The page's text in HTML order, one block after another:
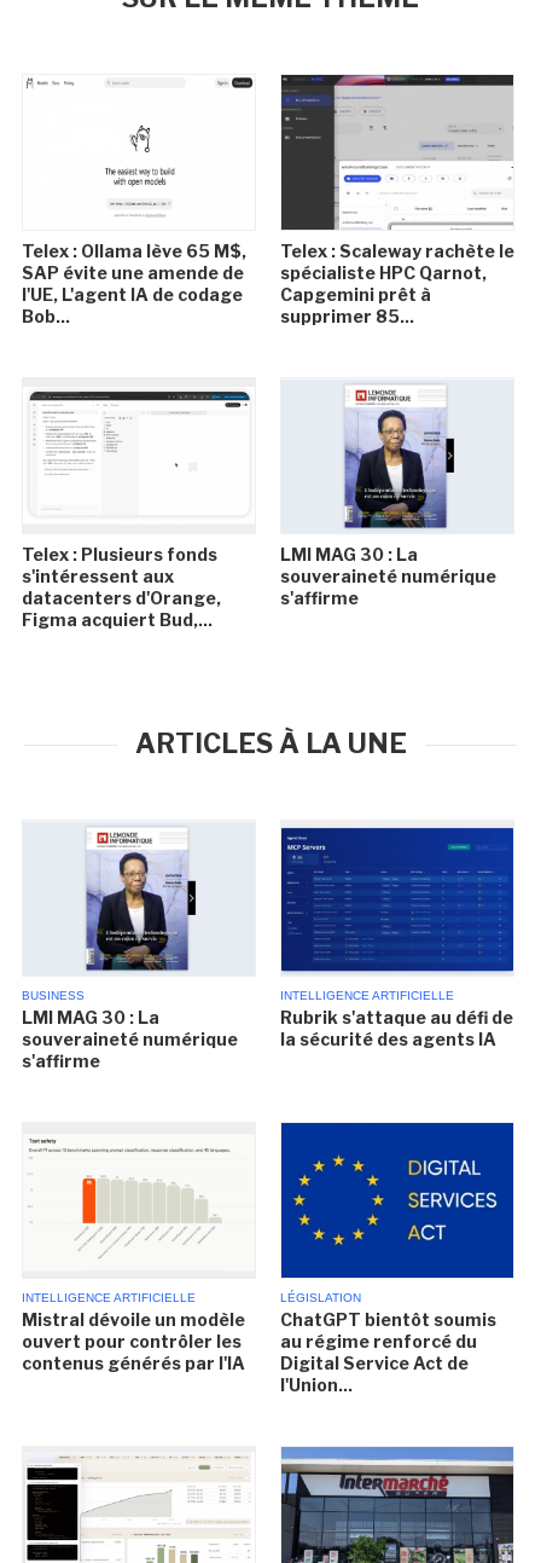
Telex : Ollama lève 65 M$,
SAP évite une amende de
l'UE, L'agent IA de codage
Bob...
Telex : Scaleway rachète le
spécialiste HPC Qarnot,
Capgemini prêt à
supprimer 85...
Telex : Plusieurs fonds
s'intéressent aux
datacenters d'Orange,
Figma acquiert Bud,...
LMI MAG 30 : La
souveraineté numérique
s'affirme
ARTICLES À LA UNE
BUSINESS
LMI MAG 30 : La
souveraineté numérique
s'affirme
INTELLIGENCE ARTIFICIELLE
Rubrik s'attaque au défi de
la sécurité des agents IA
INTELLIGENCE ARTIFICIELLE
Mistral dévoile un modèle
ouvert pour contrôler les
contenus générés par l'IA
LÉGISLATION
ChatGPT bientôt soumis
au régime renforcé du
Digital Service Act de
l'Union...